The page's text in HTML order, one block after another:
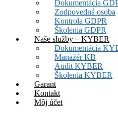
Dokumentácia
Zodpovedná osoba
Kontrola GDPR
Školenia GDPR
Naše služby – KYBER
Dokumentácia
Manažér KB
Audit KYBER
Školenia KYBER
Garant
Kontakt
Môj účet